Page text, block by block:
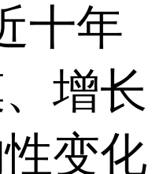
十年
增长
变化